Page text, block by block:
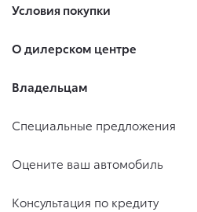
Условия покупки
О дилерском центре
Владельцам
Специальные предложения
Оцените ваш автомобиль
Консультация по кредиту